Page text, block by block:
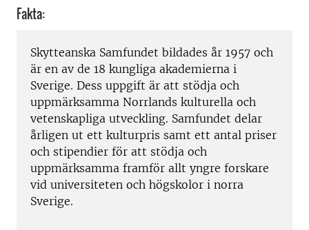
Fakta:
Skytteanska Samfundet bildades år 1957 och
är en av de 18 kungliga akademierna i
Sverige. Dess uppgift är att stödja och
uppmärksamma Norrlands kulturella och
vetenskapliga utveckling. Samfundet delar
årligen ut ett kulturpris samt ett antal priser
och stipendier för att stödja och
uppmärksamma framför allt yngre forskare
vid universiteten och högskolor i norra
Sverige.